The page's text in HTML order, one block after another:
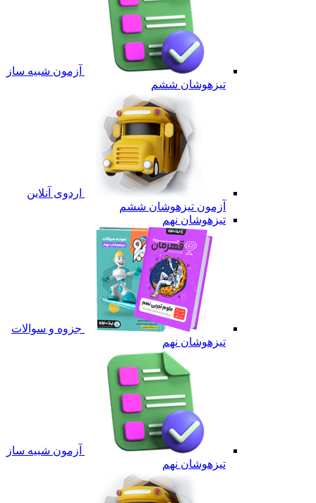
آزمون شبیه ساز
تیزهوشان ششم
اردوی آنلاین
آزمون تیزهوشان ششم
تیزهوشان نهم
جزوه و سوالات
تیزهوشان نهم
آزمون شبیه ساز
تیزهوشان نهم